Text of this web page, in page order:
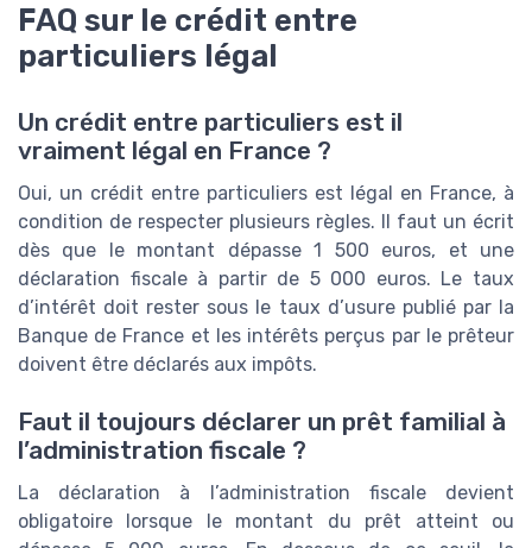
FAQ sur le crédit entre
particuliers légal
Un crédit entre particuliers est il
vraiment légal en France ?
Oui, un crédit entre particuliers est légal en France, à
condition de respecter plusieurs règles. Il faut un écrit
dès que le montant dépasse 1 500 euros, et une
déclaration fiscale à partir de 5 000 euros. Le taux
d’intérêt doit rester sous le taux d’usure publié par la
Banque de France et les intérêts perçus par le prêteur
doivent être déclarés aux impôts.
Faut il toujours déclarer un prêt familial à
l’administration fiscale ?
La déclaration à l’administration fiscale devient
obligatoire lorsque le montant du prêt atteint ou